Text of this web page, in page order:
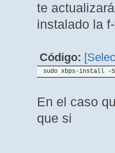
te
instalado la
Código:
sudo xbps-install -
En el caso
que si